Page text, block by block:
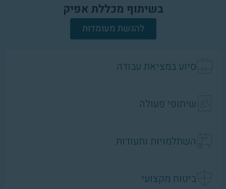
בשיתוף מכללת אפיק
להגשת מעומדות
סיוע במציאת עבודה
שיתופי פעולה
השתלמויות ותעודות
ביטוח מקצועי